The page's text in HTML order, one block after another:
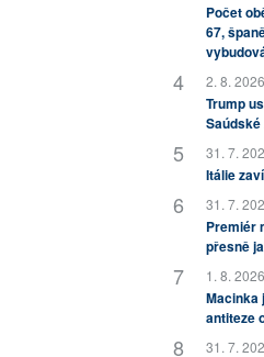
Počet
67,
2. 8. 2026
Trump
Saúdské
31. 7.
Itálie
31. 7.
Premiér
přesně
1. 8. 2026
Macinka
antiteze
31. 7.